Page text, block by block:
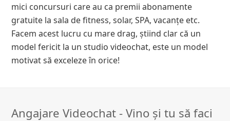
mici concursuri care au ca premii abonamente
gratuite la sala de fitness, solar, SPA, vacanțe etc.
Facem acest lucru cu mare drag, știind clar că un
model fericit la un studio videochat, este un model
motivat să exceleze în orice!
Angajare Videochat - Vino și tu să faci